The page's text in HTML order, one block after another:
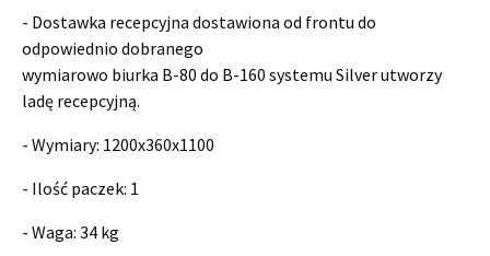
- Dostawka recepcyjna dostawiona od frontu do
odpowiednio dobranego
wymiarowo biurka B-80 do B-160 systemu Silver utworzy
ladę recepcyjną.
- Wymiary: 1200x360x1100
- Ilość paczek: 1
- Waga: 34 kg